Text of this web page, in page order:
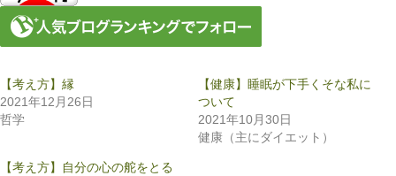
【考え方】縁
2021年12月26日
哲学
【健康】睡眠が下手くそな私に
ついて
2021年10月30日
健康（主にダイエット）
【考え方】自分の心の舵をとる